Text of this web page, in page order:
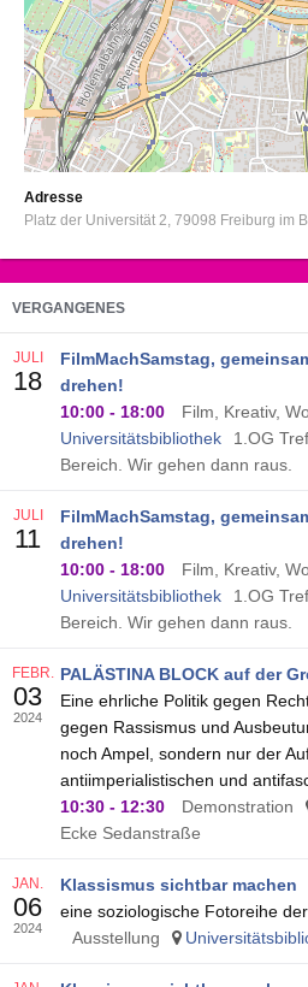
Adresse
Platz der Universität 2 79098 Freiburg im
VERGANGENES
FilmMachSamstag,
drehen!
10:00 - 18:00
Film, Kreativ,
Universitätsbibliothek
1.OG
Bereich. Wir gehen dann raus.
JULI
18
FilmMachSamstag,
drehen!
10:00 - 18:00
Film, Kreativ,
Universitätsbibliothek
1.OG
Bereich. Wir gehen dann raus.
JULI
11
PALÄSTINA BLOCK auf der
Eine ehrliche Politik gegen
gegen Rassismus und
noch Ampel, sondern nur der
antiimperialistischen und
10:30 - 12:30 Demonstration
Ecke Sedanstraße
FEBR.
03
2024
Klassismus sichtbar machen
eine soziologische Fotoreihe
Ausstellung
JAN.
06
2024